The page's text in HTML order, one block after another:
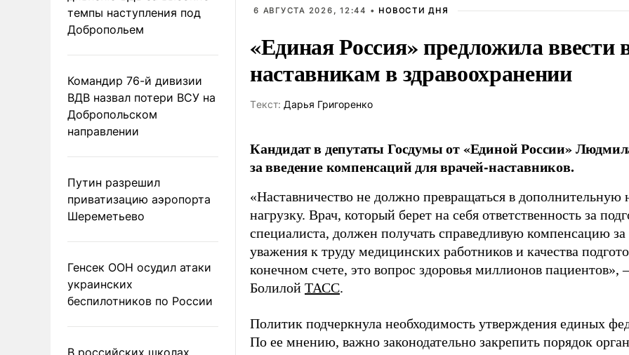
темпы наступления под
Добропольем
Командир 76-й дивизии
ВДВ назвал потери ВСУ на
Добропольском
направлении
Путин разрешил
приватизацию аэропорта
Шереметьево
Генсек ООН осудил атаки
украинских
беспилотников по России
В российских школах
6 АВГУСТА 2026, 12:44 • НОВОСТИ ДНЯ
«Единая Россия» предложила
наставникам в здравоохранении
Tекст: Дарья Григоренко
Кандидат в депутаты Госдумы от «Единой России»
за введение компенсаций для врачей-наставников.
«Наставничество не должно превращаться в дополнительную
нагрузку. Врач, который берет на себя ответственность за
специалиста, должен получать справедливую компенсацию за
уважения к труду медицинских работников и качества
конечном счете, это вопрос здоровья миллионов пациентов»,
Болилой ТАСС.
Политик подчеркнула необходимость утверждения единых
По ее мнению, важно законодательно закрепить порядок